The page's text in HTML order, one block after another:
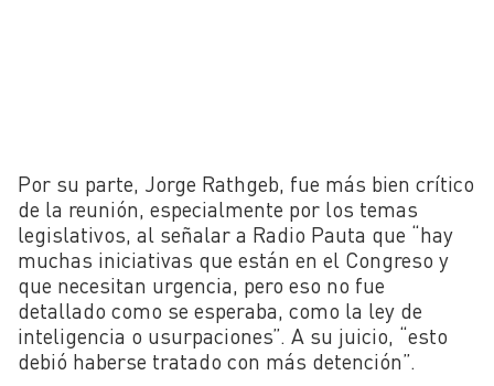
Por su parte, Jorge Rathgeb, fue más bien crítico
de la reunión, especialmente por los temas
legislativos, al señalar a Radio Pauta que “hay
muchas iniciativas que están en el Congreso y
que necesitan urgencia, pero eso no fue
detallado como se esperaba, como la ley de
inteligencia o usurpaciones”. A su juicio, “esto
debió haberse tratado con más detención”.